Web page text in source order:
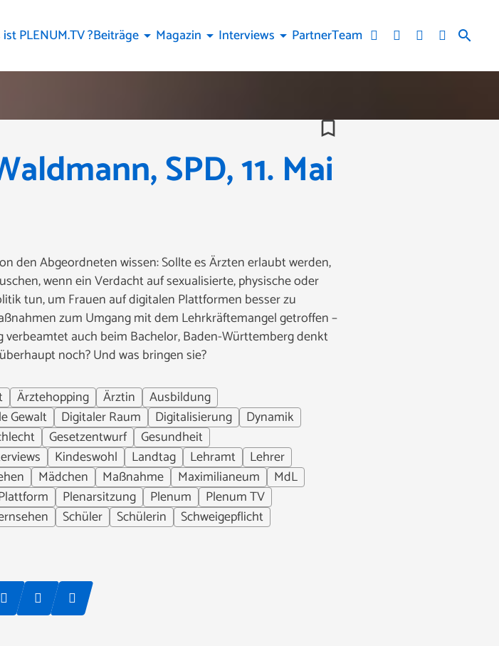
search
PLENUM.TV ?Beiträge arrow_drop_down Magazin arrow_drop_down Interviews arrow_drop_down PartnerTeam
bookmark_border
SPD, 11. Mai
den Abgeordneten wissen: Sollte es Ärzten erlaubt werden,
wenn ein Verdacht auf sexualisierte, physische oder
tun, um Frauen auf digitalen Plattformen besser zu
zum Umgang mit dem Lehrkräftemangel getroffen –
auch beim Bachelor, Baden-Württemberg denkt
noch? Und was bringen sie?
Ärztehopping Ärztin
Ausbildung
Gewalt Digitaler Raum Digitalisierung
Dynamik
Gesetzentwurf
Gesundheit
Kindeswohl Landtag Lehramt
Lehrer
Mädchen Maßnahme Maximilianeum
MdL
Plenarsitzung Plenum
Plenum TV
Schüler Schülerin
Schweigepflicht